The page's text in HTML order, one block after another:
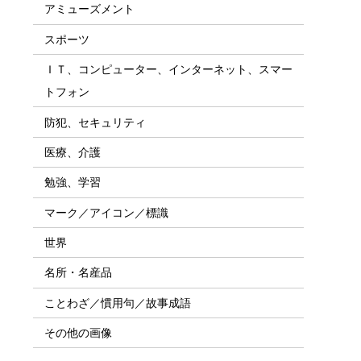
アミューズメント
スポーツ
ＩＴ、コンピューター、インターネット、スマー
トフォン
防犯、セキュリティ
医療、介護
勉強、学習
マーク／アイコン／標識
世界
名所・名産品
ことわざ／慣用句／故事成語
その他の画像